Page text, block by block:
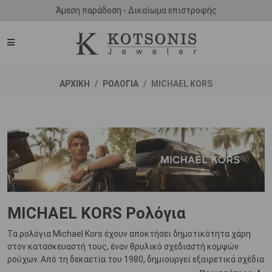
Άμεση παράδοση - Δικαίωμα επιστροφής
ΑΡΧΙΚΗ ΡΟΛΟΓΙΑ MICHAEL KORS
MICHAEL KORS Ρολόγια
Τα ρολόγια Michael Kors έχουν αποκτήσει δημοτικότητα χάρη
στον κατασκευαστή τους, έναν θρυλικό σχεδιαστή κομψών
ρούχων. Από τη δεκαετία του 1980, δημιουργεί εξαιρετικά σχέδια